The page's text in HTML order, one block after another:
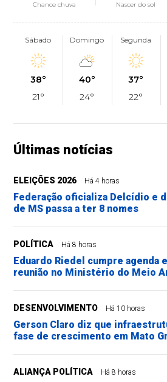
Chance chuva Nascer do sol
Sábado
38°
21°
Domingo
40°
24°
Segunda
37°
22°
Últimas notícias
ELEIÇÕES 2026 Há 4 horas
Federação oficializa Delcídio e
de MS passa a ter 8 nomes
POLÍTICA Há 8 horas
Eduardo Riedel cumpre agenda
reunião no Ministério do Meio
DESENVOLVIMENTO Há 10 horas
Gerson Claro diz que
fase de crescimento em Mato
ALIANÇA POLÍTICA Há 8 horas